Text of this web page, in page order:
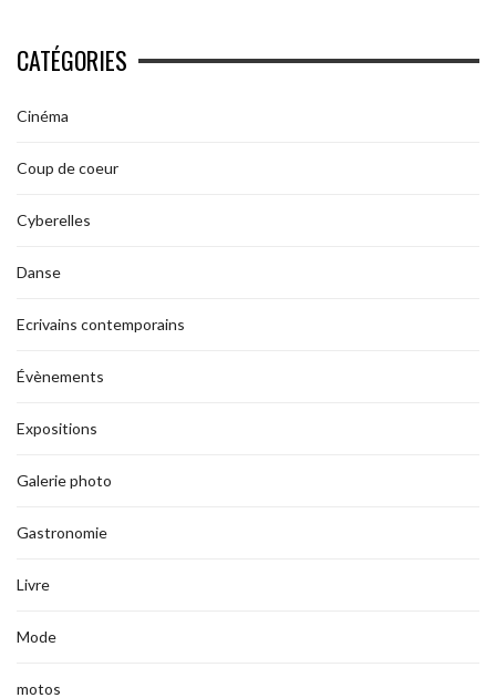
CATÉGORIES
Cinéma
Coup de coeur
Cyberelles
Danse
Ecrivains contemporains
Évènements
Expositions
Galerie photo
Gastronomie
Livre
Mode
motos